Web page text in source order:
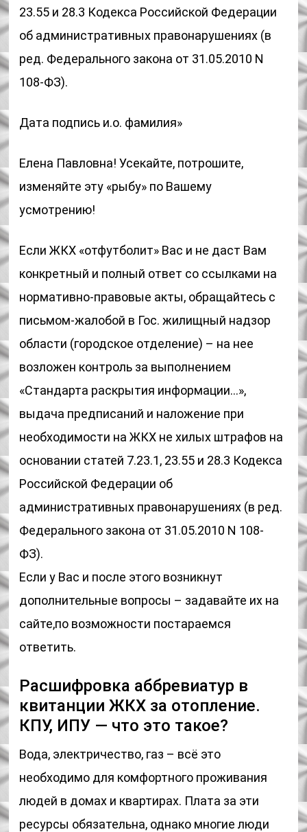
23.55 и 28.3 Кодекса Российской Федерации
об административных правонарушениях (в
ред. Федерального закона от 31.05.2010 N
108-ФЗ).
Дата подпись и.о. фамилия»
Елена Павловна! Усекайте, потрошите,
изменяйте эту «рыбу» по Вашему
усмотрению!
Если ЖКХ «отфутболит» Вас и не даст Вам
конкретный и полный ответ со ссылками на
нормативно-правовые акты, обращайтесь с
письмом-жалобой в Гос. жилищный надзор
области (городское отделение) – на нее
возложен контроль за выполнением
«Стандарта раскрытия информации…»,
выдача предписаний и наложение при
необходимости на ЖКХ не хилых штрафов на
основании статей 7.23.1, 23.55 и 28.3 Кодекса
Российской Федерации об
административных правонарушениях (в ред.
Федерального закона от 31.05.2010 N 108-
ФЗ).
Если у Вас и после этого возникнут
дополнительные вопросы – задавайте их на
сайте,по возможности постараемся
ответить.
Расшифровка аббревиатур в
квитанции ЖКХ за отопление.
КПУ, ИПУ — что это такое?
Вода, электричество, газ – всё это
необходимо для комфортного проживания
людей в домах и квартирах. Плата за эти
ресурсы обязательна, однако многие люди